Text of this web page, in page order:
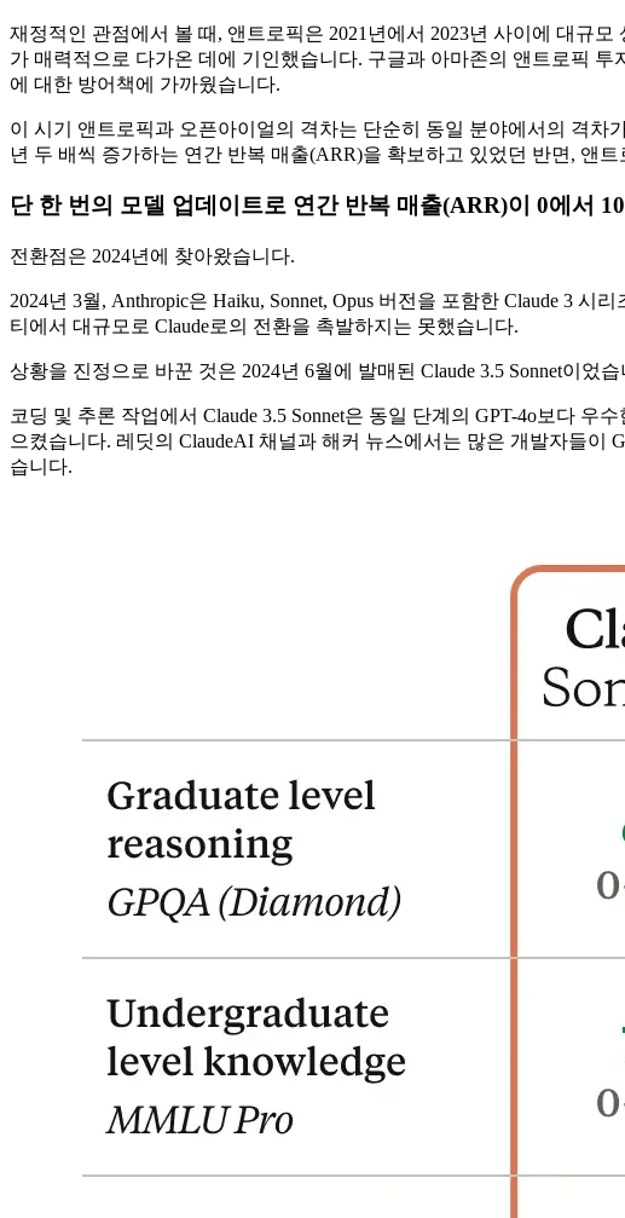
재정적인 관점에서 볼 때, 앤트로픽은 2021년에서 2023년 사이에 대규
가 매력적으로 다가온 데에 기인했습니다. 구글과 아마존의 앤트로픽
에 대한 방어책에 가까웠습니다.
이 시기 앤트로픽과 오픈아이얼의 격차는 단순히 동일 분야에서의 격
년 두 배씩 증가하는 연간 반복 매출(ARR)을 확보하고 있었던 반면, 앤
단 한 번의 모델 업데이트로 연간 반복 매출(ARR)이 0에서
전환점은 2024년에 찾아왔습니다.
2024년 3월, Anthropic은 Haiku, Sonnet, Opus 버전을 포함한 Claude 3
티에서 대규모로 Claude로의 전환을 촉발하지는 못했습니다.
상황을 진정으로 바꾼 것은 2024년 6월에 발매된 Claude 3.5 Sonnet이었습
코딩 및 추론 작업에서 Claude 3.5 Sonnet은 동일 단계의 GPT-4o보다
으켰습니다. 레딧의 ClaudeAI 채널과 해커 뉴스에서는 많은 개발자들이
습니다.